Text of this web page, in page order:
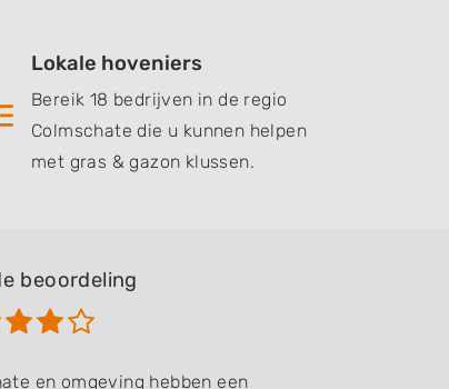
Lokale hoveniers
Bereik 18 bedrijven in de regio
Colmschate die u kunnen helpen
met gras & gazon klussen.
beoordeling
en omgeving hebben een